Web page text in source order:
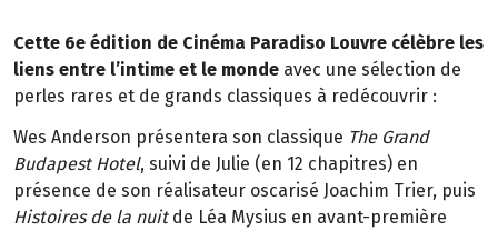
Cette 6e édition de Cinéma Paradiso Louvre célèbre les
liens entre l’intime et le monde avec une sélection de
perles rares et de grands classiques à redécouvrir :
Wes Anderson présentera son classique The Grand
Budapest Hotel, suivi de Julie (en 12 chapitres) en
présence de son réalisateur oscarisé Joachim Trier, puis
Histoires de la nuitde Léa Mysius en avant-première